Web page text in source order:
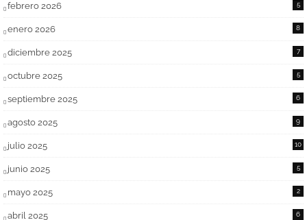
febrero 2026 5
enero 2026 8
diciembre 2025 7
octubre 2025 5
septiembre 2025 6
agosto 2025 9
julio 2025 10
junio 2025 5
mayo 2025 2
abril 2025 6